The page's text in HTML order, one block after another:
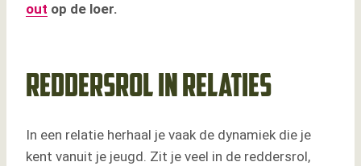
out op de loer.
Reddersrol in relaties
In een relatie herhaal je vaak de dynamiek die je
kent vanuit je jeugd. Zit je veel in de reddersrol,